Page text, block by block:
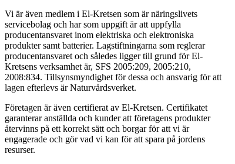
Vi är även medlem i El-Kretsen som är näringslivets
servicebolag och har som uppgift är att uppfylla
producentansvaret inom elektriska och elektroniska
produkter samt batterier. Lagstiftningarna som reglerar
producentansvaret och således ligger till grund för El-
Kretsens verksamhet är, SFS 2005:209, 2005:210,
2008:834. Tillsynsmyndighet för dessa och ansvarig för att
lagen efterlevs är Naturvårdsverket.
Företagen är även certifierat av El-Kretsen. Certifikatet
garanterar anställda och kunder att företagens produkter
återvinns på ett korrekt sätt och borgar för att vi är
engagerade och gör vad vi kan för att spara på jordens
resurser.